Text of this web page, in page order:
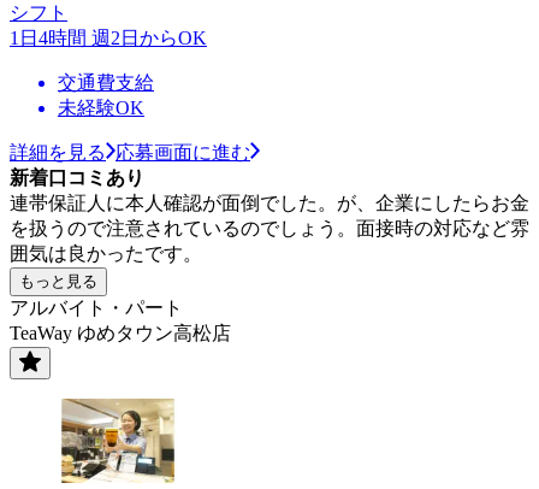
シフト
1日4時間 週2日からOK
交通費支給
未経験OK
詳細を見る
応募画面に進む
新着口コミあり
連帯保証人に本人確認が面倒でした。が、企業にしたらお金
を扱うので注意されているのでしょう。面接時の対応など雰
囲気は良かったです。
もっと見る
アルバイト・パート
TeaWay ゆめタウン高松店